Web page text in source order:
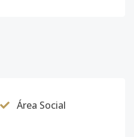
Área Social